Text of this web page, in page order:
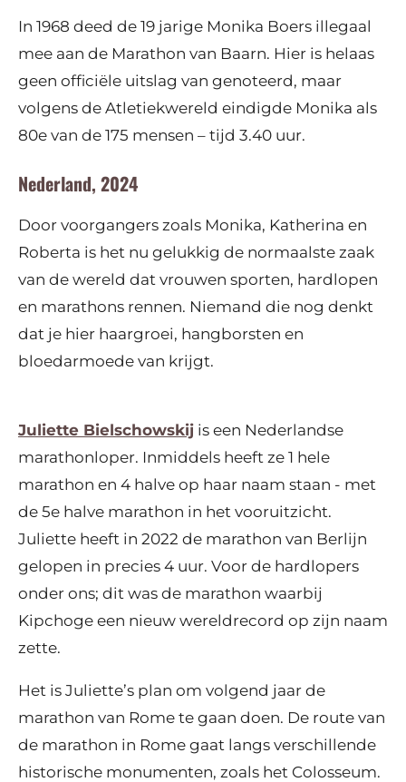
In 1968 deed de 19 jarige Monika Boers illegaal
mee aan de Marathon van Baarn. Hier is helaas
geen officiële uitslag van genoteerd, maar
volgens de Atletiekwereld eindigde Monika als
80e van de 175 mensen – tijd 3.40 uur.
Nederland, 2024
Door voorgangers zoals Monika, Katherina en
Roberta is het nu gelukkig de normaalste zaak
van de wereld dat vrouwen sporten, hardlopen
en marathons rennen. Niemand die nog denkt
dat je hier haargroei, hangborsten en
bloedarmoede van krijgt.
Juliette Bielschowskij is een Nederlandse
marathonloper. Inmiddels heeft ze 1 hele
marathon en 4 halve op haar naam staan - met
de 5e halve marathon in het vooruitzicht.
Juliette heeft in 2022 de marathon van Berlijn
gelopen in precies 4 uur. Voor de hardlopers
onder ons; dit was de marathon waarbij
Kipchoge een nieuw wereldrecord op zijn naam
zette.
Het is Juliette’s plan om volgend jaar de
marathon van Rome te gaan doen. De route van
de marathon in Rome gaat langs verschillende
historische monumenten, zoals het Colosseum.